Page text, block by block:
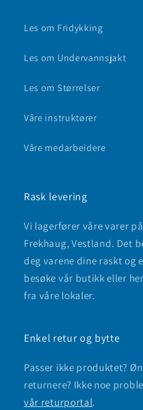
Les om Fridykking
Les om Undervannsjakt
Les om Størrelser
Våre instruktører
Våre medarbeidere
Rask levering
Vi lagerfører våre varer
Frekhaug, Vestland. Det
deg varene dine raskt og
besøke vår butikk eller
fra våre lokaler.
Enkel retur og bytte
Passer ikke produktet?
returnere? Ikke noe
vår returportal.